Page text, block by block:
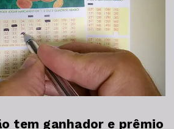
tem ganhador e prêmio